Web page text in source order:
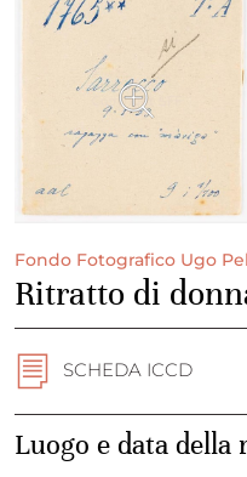
Fondo Fotografico Ugo
Ritratto di
SCHEDA ICCD
Luogo e data della